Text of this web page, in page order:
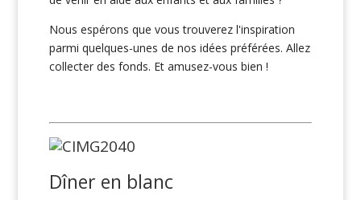
Nous espérons que vous trouverez l'inspiration
parmi quelques-unes de nos idées préférées. Allez
collecter des fonds. Et amusez-vous bien !
Dîner en blanc